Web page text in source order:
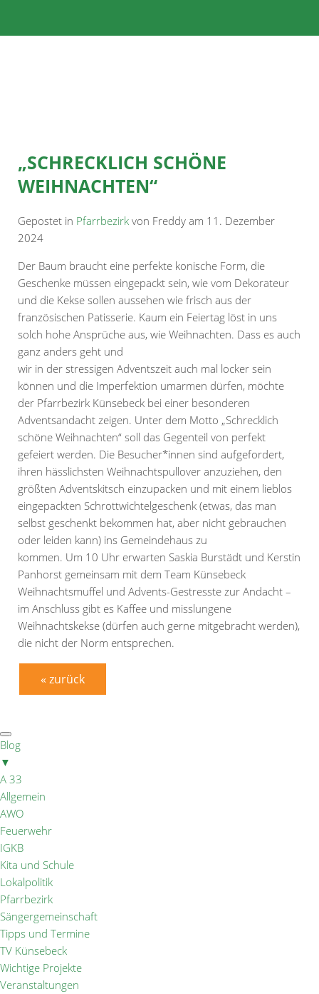
„SCHRECKLICH SCHÖNE
WEIHNACHTEN“
Gepostet in Pfarrbezirk von Freddy am 11. Dezember
2024
Der Baum braucht eine perfekte konische Form, die
Geschenke müssen eingepackt sein, wie vom Dekorateur
und die Kekse sollen aussehen wie frisch aus der
französischen Patisserie. Kaum ein Feiertag löst in uns
solch hohe Ansprüche aus, wie Weihnachten. Dass es auch
ganz anders geht und
wir in der stressigen Adventszeit auch mal locker sein
können und die Imperfektion umarmen dürfen, möchte
der Pfarrbezirk Künsebeck bei einer besonderen
Adventsandacht zeigen. Unter dem Motto „Schrecklich
schöne Weihnachten“ soll das Gegenteil von perfekt
gefeiert werden. Die Besucher*innen sind aufgefordert,
ihren hässlichsten Weihnachtspullover anzuziehen, den
größten Adventskitsch einzupacken und mit einem lieblos
eingepackten Schrottwichtelgeschenk (etwas, das man
selbst geschenkt bekommen hat, aber nicht gebrauchen
oder leiden kann) ins Gemeindehaus zu
kommen. Um 10 Uhr erwarten Saskia Burstädt und Kerstin
Panhorst gemeinsam mit dem Team Künsebeck
Weihnachtsmuffel und Advents-Gestresste zur Andacht –
im Anschluss gibt es Kaffee und misslungene
Weihnachtskekse (dürfen auch gerne mitgebracht werden),
die nicht der Norm entsprechen.
« zurück
Blog
▼
A 33
Allgemein
AWO
Feuerwehr
IGKB
Kita und Schule
Lokalpolitik
Pfarrbezirk
Sängergemeinschaft
Tipps und Termine
TV Künsebeck
Wichtige Projekte
Veranstaltungen